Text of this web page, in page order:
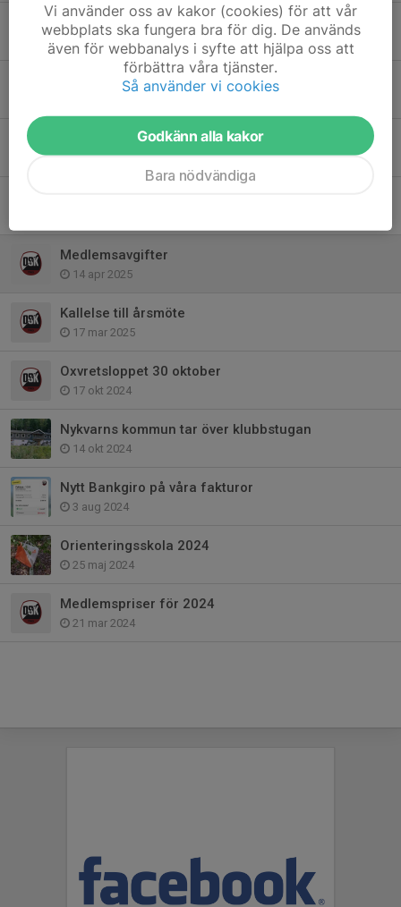
God jul och gott nytt år!
21 dec 2025
Aktiviteter under hösten
Fira 60-årsjubileum med Oxvretens SK
4 jul 2025
Medlemsavgifter
14 apr 2025
Kallelse till årsmöte
17 mar 2025
Oxvretsloppet 30 oktober
17 okt 2024
Nykvarns kommun tar över klubbstugan
14 okt 2024
Nytt Bankgiro på våra fakturor
3 aug 2024
Orienteringsskola 2024
25 maj 2024
Medlemspriser för 2024
21 mar 2024
Vi använder oss av kakor (cookies) för att vår
webbplats ska fungera bra för dig. De används
även för webbanalys i syfte att hjälpa oss att
förbättra våra tjänster.
Så använder vi cookies
Godkänn alla kakor
Bara nödvändiga